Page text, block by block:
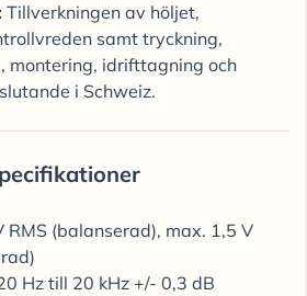
Tillverkningen av höljet,
samt tryckning,
montering, idrifttagning och
i Schweiz.
RMS (balanserad), max. 1,5 V
Hz till 20 kHz +/- 0,3 dB